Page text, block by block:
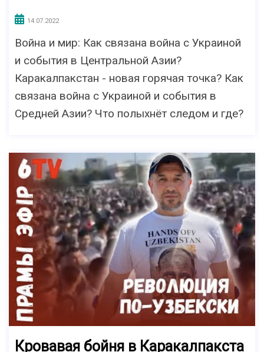
14.07.2022
Война и мир: Как связана война с Украиной
и события в Центральной Азии?
Каракалпакстан - новая горячая точка? Как
связана война с Украиной и события в
Средней Азии? Что полыхнёт следом и где?
Кровавая бойня в Каракалпакста